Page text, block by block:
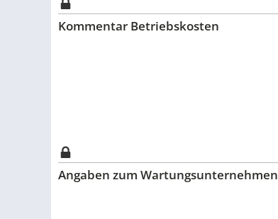
Kommentar Betriebskosten
Angaben zum Wartungsunternehmen